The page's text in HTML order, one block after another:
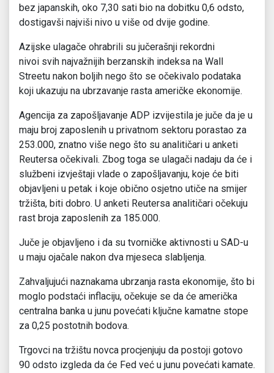
bez japanskih, oko 7,30 sati bio na dobitku 0,6 odsto,
dostigavši najviši nivo u više od dvije godine.
Azijske ulagače ohrabrili su jučerašnji rekordni
nivoi svih najvažnijih berzanskih indeksa na Wall
Streetu nakon boljih nego što se očekivalo podataka
koji ukazuju na ubrzavanje rasta američke ekonomije.
Agencija za zapošljavanje ADP izvijestila je juče da je u
maju broj zaposlenih u privatnom sektoru porastao za
253.000, znatno više nego što su analitičari u anketi
Reutersa očekivali. Zbog toga se ulagači nadaju da će i
službeni izvještaji vlade o zapošljavanju, koje će biti
objavljeni u petak i koje obično osjetno utiče na smijer
tržišta, biti dobro. U anketi Reutersa analitičari očekuju
rast broja zaposlenih za 185.000.
Juče je objavljeno i da su tvorničke aktivnosti u SAD-u
u maju ojačale nakon dva mjeseca slabljenja.
Zahvaljujući naznakama ubrzanja rasta ekonomije, što bi
moglo podstaći inflaciju, očekuje se da će američka
centralna banka u junu povećati ključne kamatne stope
za 0,25 postotnih bodova.
Trgovci na tržištu novca procjenjuju da postoji gotovo
90 odsto izgleda da će Fed već u junu povećati kamate.